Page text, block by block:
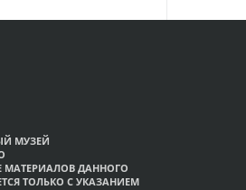
МУЗЕЙ
МАТЕРИАЛОВ ДАННОГО
ТОЛЬКО С УКАЗАНИЕМ